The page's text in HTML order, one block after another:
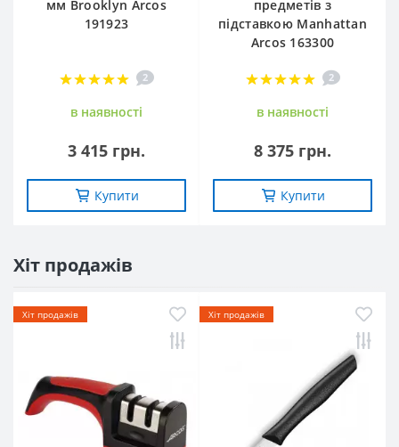
мм Brooklyn Arcos
191923
2
в наявностi
3 415 грн.
Купити
предметів з
підставкою Manhattan
Arcos 163300
2
в наявностi
8 375 грн.
Купити
Хіт продажів
Хіт продажів Хіт продажів